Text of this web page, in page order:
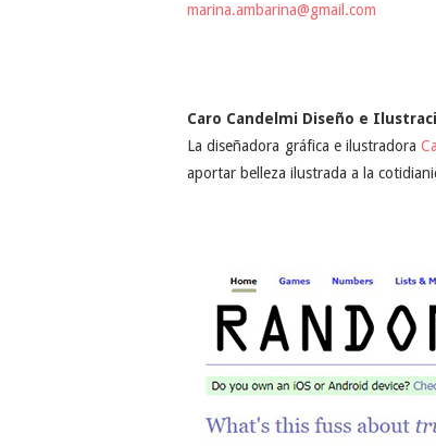
marina.ambarina@gmail.com
Caro Candelmi Diseño e
La diseñadora gráfica e ilustradora
aportar belleza ilustrada a la